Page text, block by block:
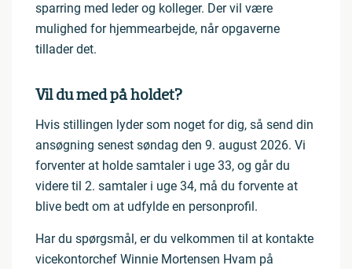
sparring med leder og kolleger. Der vil være
mulighed for hjemmearbejde, når opgaverne
tillader det.
Vil du med på holdet?
Hvis stillingen lyder som noget for dig, så send din
ansøgning senest søndag den 9. august 2026. Vi
forventer at holde samtaler i uge 33, og går du
videre til 2. samtaler i uge 34, må du forvente at
blive bedt om at udfylde en personprofil.
Har du spørgsmål, er du velkommen til at kontakte
vicekontorchef Winnie Mortensen Hvam på